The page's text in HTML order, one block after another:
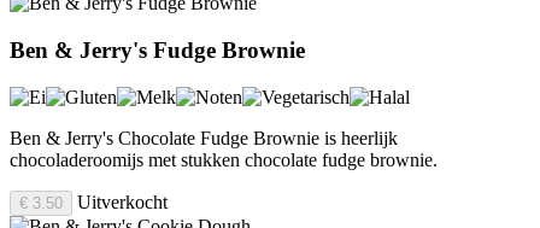
Ben & Jerry's Fudge Brownie
Ben & Jerry's Chocolate Fudge Brownie is heerlijk
chocoladeroomijs met stukken chocolate fudge brownie.
€ 3.50 Uitverkocht